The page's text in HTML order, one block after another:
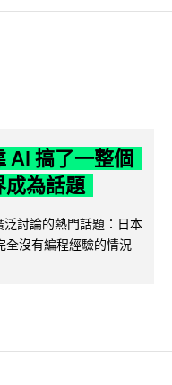
AI 搞了一整個
成為話題
討論的熱門話題：日本
全沒有編程經驗的情況